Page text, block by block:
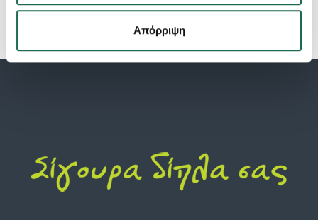
Απόρριψη